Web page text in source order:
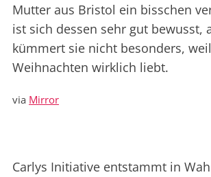
Mutter aus Bristol ein bisschen
ist sich dessen sehr gut bewusst,
kümmert sie nicht besonders,
Weihnachten wirklich liebt.
via Mirror
Carlys Initiative entstammt in